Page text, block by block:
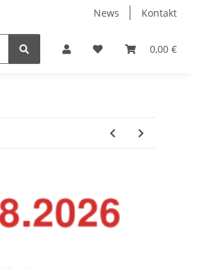
News Kontakt
0,00 €
Belüftung & Entlüftung